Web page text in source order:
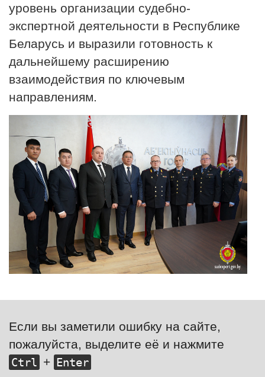
уровень организации судебно-
экспертной деятельности в Республике
Беларусь и выразили готовность к
дальнейшему расширению
взаимодействия по ключевым
направлениям.
Если вы заметили ошибку на сайте,
пожалуйста, выделите её и нажмите
Ctrl + Enter